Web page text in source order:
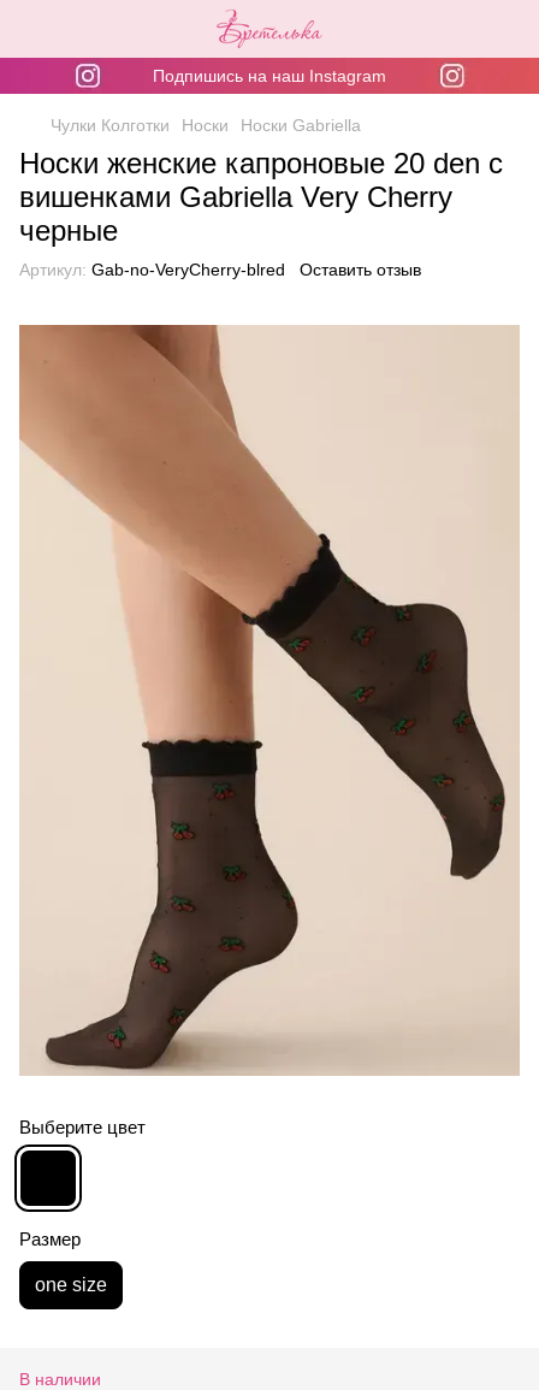
Подпишись на наш Instagram
Чулки Колготки Носки Носки Gabriella
Носки женские капроновые 20 den с
вишенками Gabriella Very Cherry
черные
Артикул: Gab-no-VeryCherry-blred Оставить отзыв
Выберите цвет
Размер
one size
В наличии